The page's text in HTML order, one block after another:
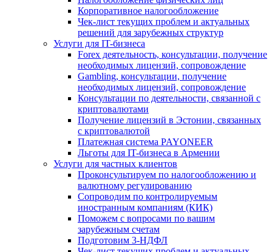
Корпоративное налогообложение
Чек-лист текущих проблем и актуальных
решений для зарубежных структур
Услуги для IT-бизнеса
Forex деятельность, консультации, получение
необходимых лицензий, сопровождение
Gambling, консультации, получение
необходимых лицензий, сопровождение
Консультации по деятельности, связанной с
криптовалютами
Получение лицензий в Эстонии, связанных
с криптовалютой
Платежная система PAYONEER
Льготы для IT-бизнеса в Армении
Услуги для частных клиентов
Проконсультируем по налогообложению и
валютному регулированию
Сопроводим по контролируемым
иностранным компаниям (КИК)
Поможем с вопросами по вашим
зарубежным счетам
Подготовим 3-НДФЛ